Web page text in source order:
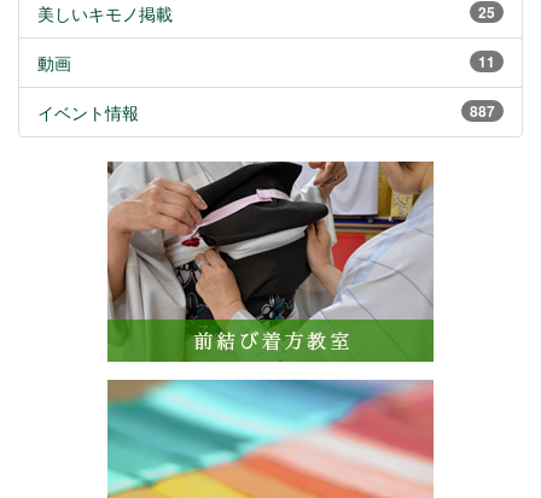
25
美しいキモノ掲載
11
動画
887
イベント情報